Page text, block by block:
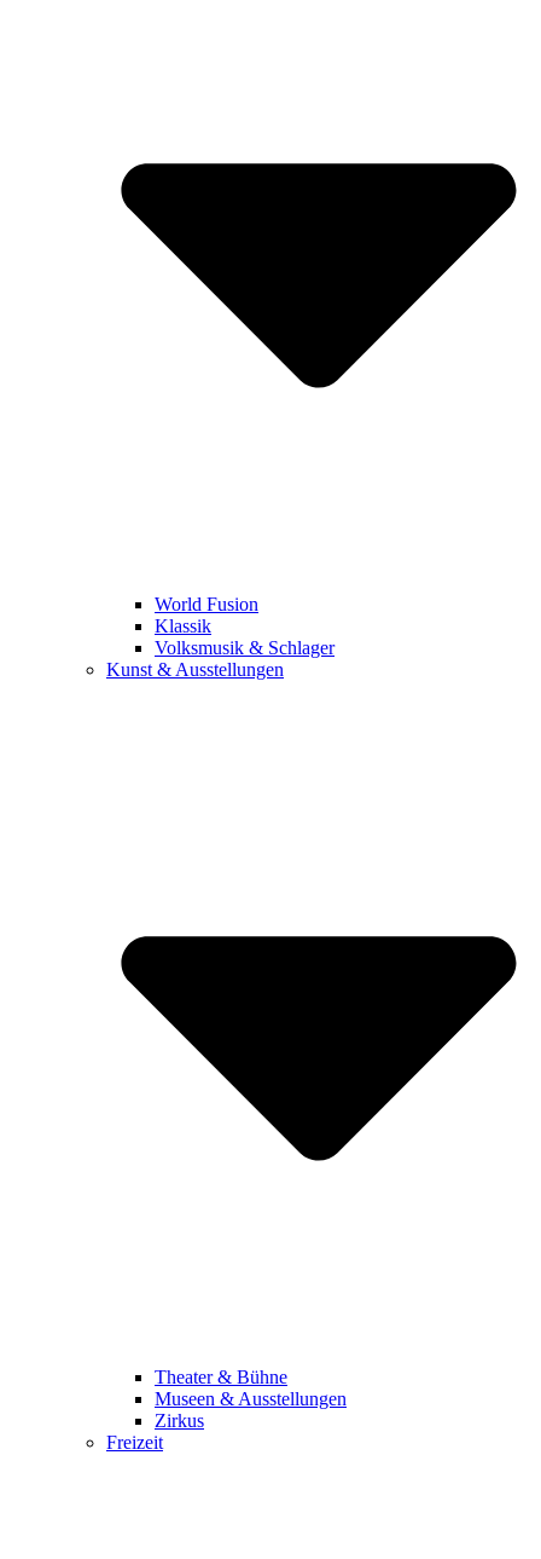
World Fusion
Klassik
Volksmusik & Schlager
Kunst & Ausstellungen
Theater & Bühne
Museen & Ausstellungen
Zirkus
Freizeit